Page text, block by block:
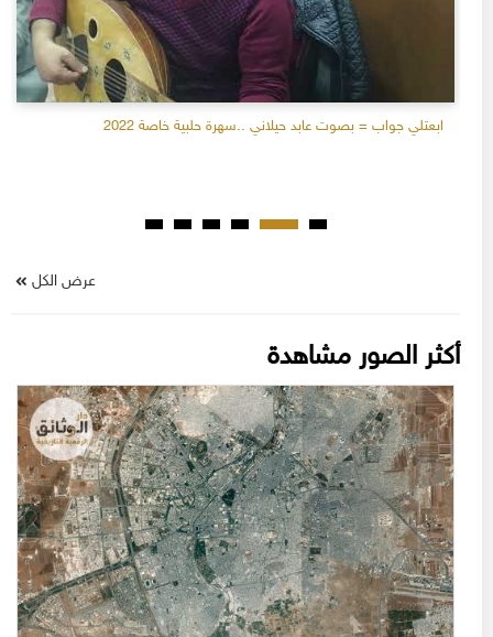
ابعتلي جواب = بصوت عابد حيلاني ..سهرة حلبية خاصة 2022
عرض الكل
أكثر الصور مشاهدة